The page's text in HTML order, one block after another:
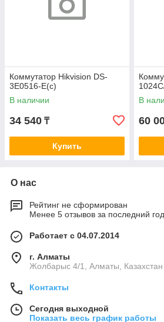
Коммутатор Hikvision DS-
3E0516-E(c)
В наличии
34 540 ₸
Купить
В
60
О нас
Рейтинг не сформирован
Менее 5 отзывов за последний год
Работает с 04.07.2014
г. Алматы
Жолбарыс 4/1, Алматы, Казахстан
Контакты
Сегодня выходной
Показать весь график работы